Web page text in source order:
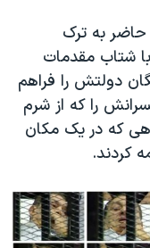
به ترک
شتاب مقدمات
دولتش را فراهم
و پسرانش را که از شرم
که در یک مکان
کردند.